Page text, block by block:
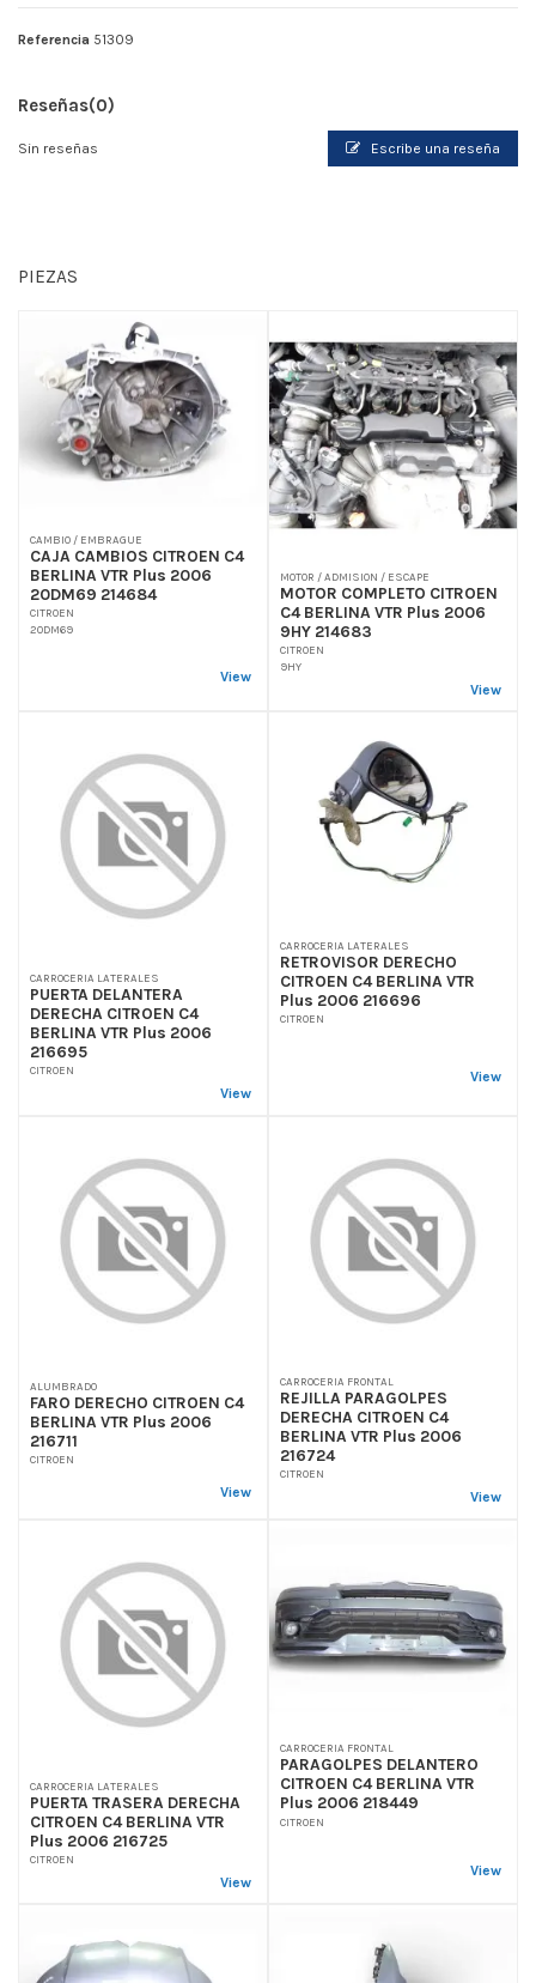
Referencia 51309
Reseñas(0)
Sin reseñas Escribe una reseña
PIEZAS
CAMBIO / EMBRAGUE
CAJA CAMBIOS CITROEN C4
BERLINA VTR Plus 2006
20DM69 214684
CITROEN
20DM69
View
MOTOR / ADMISION / ESCAPE
MOTOR COMPLETO CITROEN
C4 BERLINA VTR Plus 2006
9HY 214683
CITROEN
9HY
View
CARROCERIA LATERALES
PUERTA DELANTERA
DERECHA CITROEN C4
BERLINA VTR Plus 2006
216695
CITROEN
View
CARROCERIA LATERALES
RETROVISOR DERECHO
CITROEN C4 BERLINA VTR
Plus 2006 216696
CITROEN
View
ALUMBRADO
FARO DERECHO CITROEN C4
BERLINA VTR Plus 2006
216711
CITROEN
View
CARROCERIA FRONTAL
REJILLA PARAGOLPES
DERECHA CITROEN C4
BERLINA VTR Plus 2006
216724
CITROEN
View
CARROCERIA LATERALES
PUERTA TRASERA DERECHA
CITROEN C4 BERLINA VTR
Plus 2006 216725
CITROEN
View
CARROCERIA FRONTAL
PARAGOLPES DELANTERO
CITROEN C4 BERLINA VTR
Plus 2006 218449
CITROEN
View